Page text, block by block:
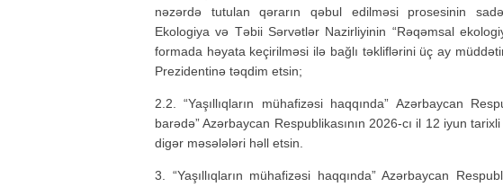
nəzərdə tutulan qərarın qəbul edilməsi prosesinin
Ekologiya və Təbii Sərvətlər Nazirliyinin “Rəqəmsal
formada həyata keçirilməsi ilə bağlı təkliflərini üç ay
Prezidentinə təqdim etsin;
2.2. “Yaşıllıqların mühafizəsi haqqında” Azərbaycan
barədə” Azərbaycan Respublikasının 2026-cı il 12 iyun
digər məsələləri həll etsin.
3. “Yaşıllıqların mühafizəsi haqqında” Azərbaycan